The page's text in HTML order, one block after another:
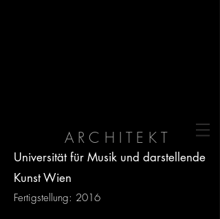
ARCHITEKT
Universität für Musik und darstellende
Kunst Wien
Fertigstellung: 2016